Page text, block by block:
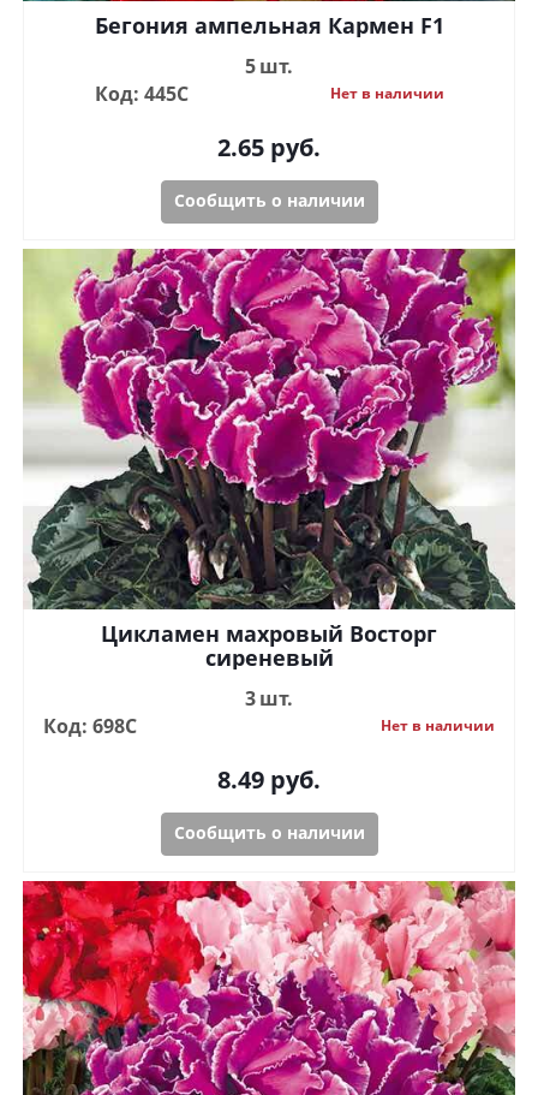
Бегония ампельная Кармен F1
5 шт.
Код: 445С
Нет в наличии
2.65 руб.
Сообщить о наличии
Цикламен махровый Восторг
сиреневый
3 шт.
Код: 698С
Нет в наличии
8.49 руб.
Сообщить о наличии